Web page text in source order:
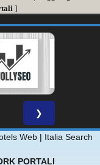
]
❯
Web | Italia Search
PORTALI